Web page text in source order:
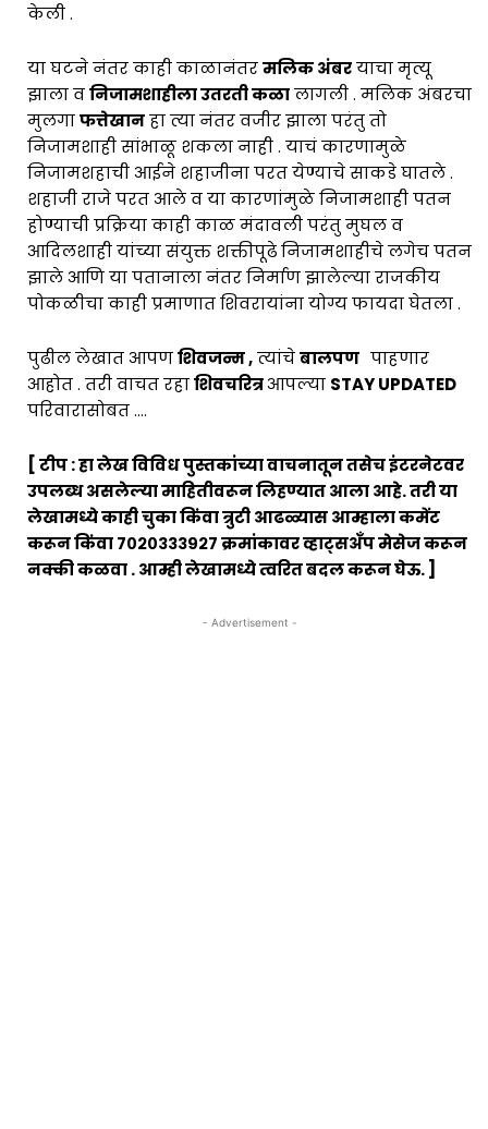
केली .
या घटने नंतर काही काळानंतरमलिक अंबरयाचा मृत्यू
झाला वनिजामशाहीला उतरती कळालागली . मलिक अंबरचा
मुलगाफत्तेखानहा त्या नंतर वजीर झाला परंतु तो
निजामशाही सांभाळू शकला नाही . याचं कारणामुळे
निजामशहाची आईने शहाजीना परत येण्याचे साकडे घातले .
शहाजी राजे परत आले व या कारणांमुळे निजामशाही पतन
होण्याची प्रक्रिया काही काळ मंदावली परंतु मुघल व
आदिलशाही यांच्या संयुक्त शक्तीपूढे निजामशाहीचे लगेच पतन
झाले आणि या पतानाला नंतर निर्माण झालेल्या राजकीय
पोकळीचा काही प्रमाणात शिवरायांना योग्य फायदा घेतला .
पुढील लेखात आपणशिवजन्म ,त्यांचेबालपण पाहणार
आहोत . तरी वाचत रहाशिवचरित्रआपल्या STAY UPDATED
परिवारासोबत ….
[ टीप : हा लेख विविध पुस्तकांच्या वाचनातून तसेच इंटरनेटवर
उपलब्ध असलेल्या माहितीवरून लिहण्यात आला आहे. तरी या
लेखामध्ये काही चुका किंवा त्रुटी आढळ्यास आम्हाला कमेंट
करून किंवा ७०२०३३३९२७ क्रमांकावर व्हाट्सअँप मेसेज करून
नक्की कळवा . आम्ही लेखामध्ये त्वरित बदल करून घेऊ. ]
- Advertisement -